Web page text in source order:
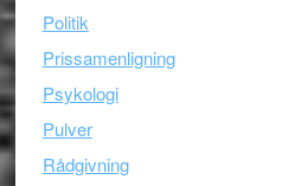
Politik
Prissamenligning
Psykologi
Pulver
Rådgivning